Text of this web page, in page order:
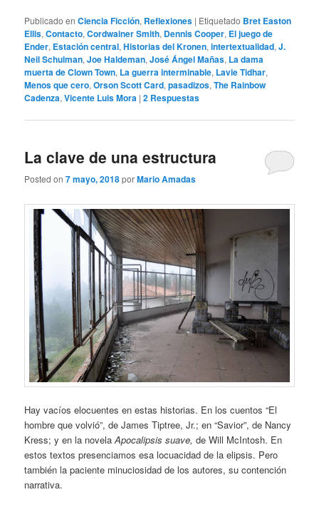
Publicado en Ciencia Ficción, Reflexiones | Etiquetado Bret Easton
Ellis,Contacto,Cordwainer Smith, Dennis Cooper, El juego de
Ender, Estación central,Historias del Kronen,intertextualidad,J.
Neil Schulman,Joe Haldeman,José Ángel Mañas, La dama
muerta de Clown Town, La guerra interminable, Lavie Tidhar,
Menos que cero,Orson Scott Card,pasadizos,The Rainbow
Cadenza,Vicente Luis Mora |2 Respuestas
La clave de una estructura
Posted on7 mayo, 2018porMario Amadas
Hay vacíos elocuentes en estas historias. En los cuentos “El
hombre que volvió”, de James Tiptree, Jr.; en “Savior”, de Nancy
Kress; y en la novelaApocalipsis suave,de Will McIntosh. En
estos textos presenciamos esa locuacidad de la elipsis. Pero
también la paciente minuciosidad de los autores, su contención
narrativa.